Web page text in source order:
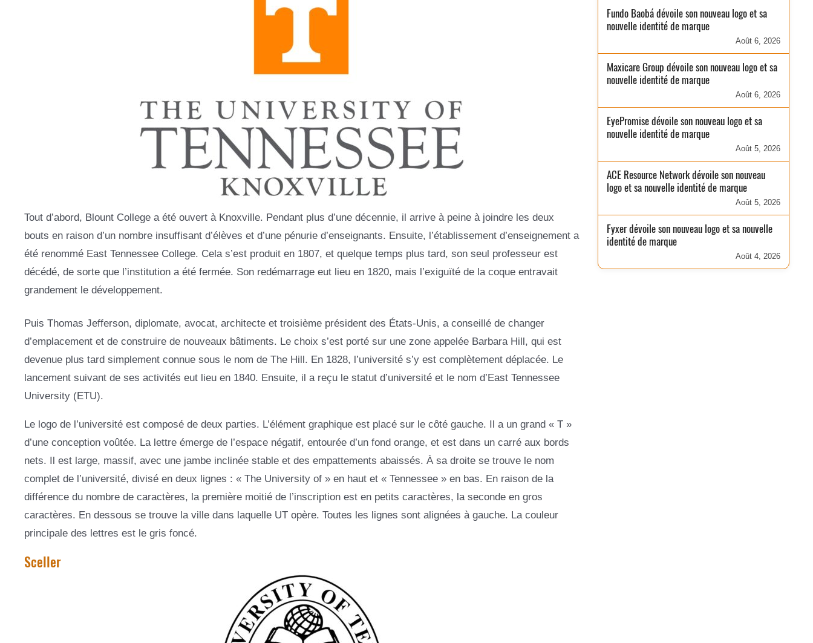
Tout d’abord, Blount College a été ouvert à Knoxville. Pendant plus d’une décennie, il arrive à peine à joindre les deux
bouts en raison d’un nombre insuffisant d’élèves et d’une pénurie d’enseignants. Ensuite, l’établissement d’enseignement a
été renommé East Tennessee College. Cela s’est produit en 1807, et quelque temps plus tard, son seul professeur est
décédé, de sorte que l’institution a été fermée. Son redémarrage eut lieu en 1820, mais l’exiguïté de la coque entravait
grandement le développement.
Puis Thomas Jefferson, diplomate, avocat, architecte et troisième président des États-Unis, a conseillé de changer
d’emplacement et de construire de nouveaux bâtiments. Le choix s’est porté sur une zone appelée Barbara Hill, qui est
devenue plus tard simplement connue sous le nom de The Hill. En 1828, l’université s’y est complètement déplacée. Le
lancement suivant de ses activités eut lieu en 1840. Ensuite, il a reçu le statut d’université et le nom d’East Tennessee
University (ETU).
Le logo de l’université est composé de deux parties. L’élément graphique est placé sur le côté gauche. Il a un grand « T »
d’une conception voûtée. La lettre émerge de l’espace négatif, entourée d’un fond orange, et est dans un carré aux bords
nets. Il est large, massif, avec une jambe inclinée stable et des empattements abaissés. À sa droite se trouve le nom
complet de l’université, divisé en deux lignes : « The University of » en haut et « Tennessee » en bas. En raison de la
différence du nombre de caractères, la première moitié de l’inscription est en petits caractères, la seconde en gros
caractères. En dessous se trouve la ville dans laquelle UT opère. Toutes les lignes sont alignées à gauche. La couleur
principale des lettres est le gris foncé.
Sceller
Fundo Baobá dévoile son nouveau logo et sa
nouvelle identité de marque
Août 6, 2026
Maxicare Group dévoile son nouveau logo et sa
nouvelle identité de marque
Août 6, 2026
EyePromise dévoile son nouveau logo et sa
nouvelle identité de marque
Août 5, 2026
ACE Resource Network dévoile son nouveau
logo et sa nouvelle identité de marque
Août 5, 2026
Fyxer dévoile son nouveau logo et sa nouvelle
identité de marque
Août 4, 2026